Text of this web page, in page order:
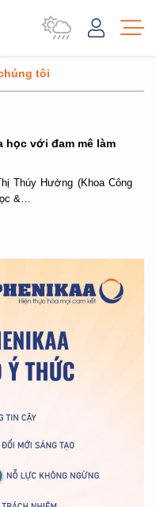
tôi
học với đam mê làm
Thúy Hường (Khoa Công
&…